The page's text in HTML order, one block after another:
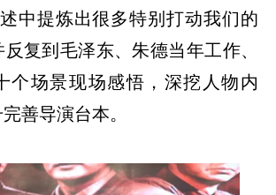
中提炼出很多特别打动我们的
复到毛泽东、朱德当年工作、
个场景现场感悟，深挖人物内
善导演台本。